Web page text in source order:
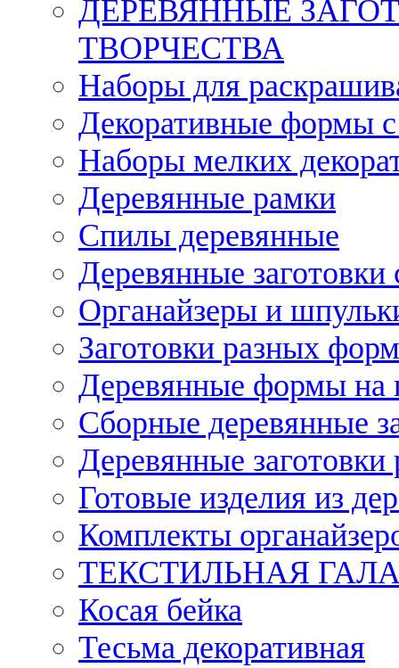
ДЕРЕВЯННЫЕ
ТВОРЧЕСТВА
Наборы для
Декоративные формы с
Наборы мелких
Деревянные рамки
Спилы деревянные
Деревянные заготовки
Органайзеры и
Заготовки разных
Деревянные формы на
Сборные деревянные
Деревянные заготовки
Готовые изделия из
Комплекты
ТЕКСТИЛЬНАЯ
Косая бейка
Тесьма декоративная